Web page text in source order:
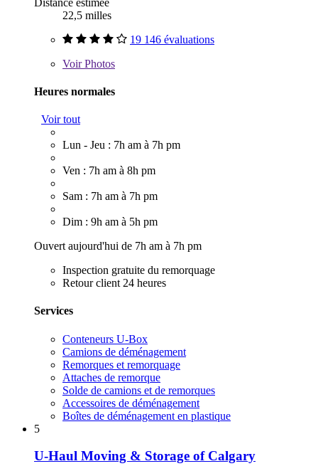
22,5 milles
19 146 évaluations
VoirPhotos
Heures normales
Voir tout
Lun - Jeu : 7h am à 7h pm
Ven : 7h am à 8h pm
Sam : 7h am à 7h pm
Dim : 9h am à 5h pm
Ouvert aujourd'hui de 7h am à 7h pm
Inspection gratuite du remorquage
Retour client 24 heures
Services
Conteneurs U-Box
Camions de déménagement
Remorques et remorquage
Attaches de remorque
Solde de camions et de remorques
Accessoires de déménagement
Boîtes de déménagement en plastique
5
U-Haul Moving & Storage of Calgary